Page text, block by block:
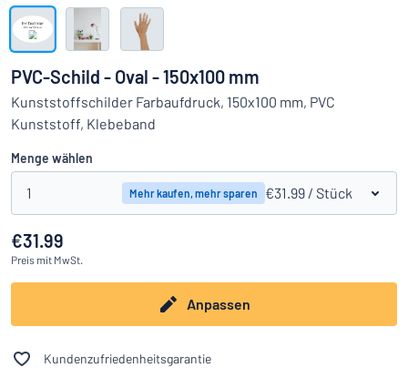
Das Gesuchte nicht gefunden? Schild hier entwerfen
Alle Kategorien anzeigen
Einloggen
PVC-Schild - Oval - 150x100 mm
Kunststoffschilder Farbaufdruck, 150x100 mm, PVC
Kunststoff, Klebeband
Menge wählen
1 Mehr kaufen, mehr sparen €31.99 / Stück
€31.99
Preis mit MwSt.
Anpassen
Kundenzufriedenheitsgarantie